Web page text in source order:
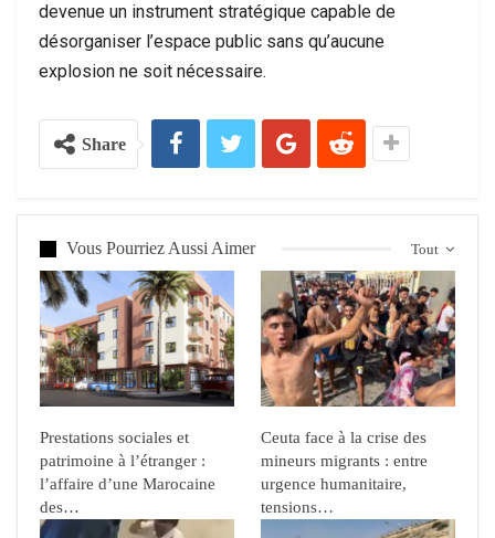
devenue un instrument stratégique capable de
désorganiser l’espace public sans qu’aucune
explosion ne soit nécessaire.
Share
Tout
Vous Pourriez Aussi Aimer
Prestations sociales et
patrimoine à l’étranger :
l’affaire d’une Marocaine
des…
Ceuta face à la crise des
mineurs migrants : entre
urgence humanitaire,
tensions…